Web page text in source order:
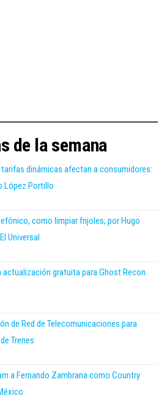
de la semana
dinámicas afectan a consumidores:
López Portillo
como limpiar frijoles; por Hugo
Universal
gratuita para Ghost Recon
de Red de Telecomunicaciones para
Trenes
a Fernando Zambrana como Country